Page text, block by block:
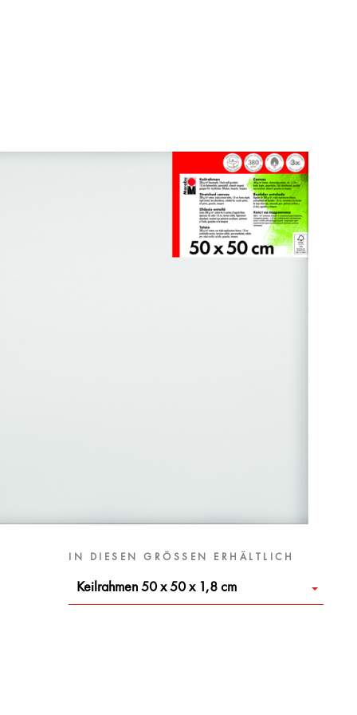
IN DIESEN GRÖSSEN ERHÄLTLICH
Keilrahmen 50 x 50 x 1,8 cm